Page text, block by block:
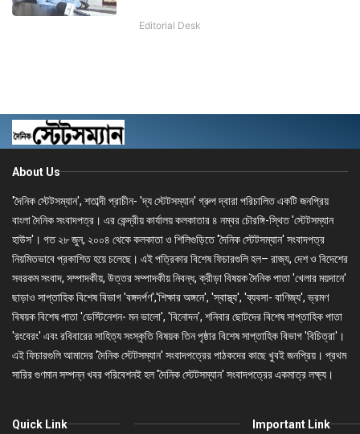
Editorial Desk
About Us
'দৈনিক স্টেটসম্যান', শতাব্দী প্রাচীন- 'দ্য স্টেটসম্যান' গ্রুপ দ্বারা পরিচালিত একটি জনপ্রিয়
বাংলা দৈনিক সংবাদপত্র। এর কেন্দ্রীয় কার্যালয় কলকাতার ৪ নম্বর চৌরঙ্গি-স্থিত 'স্টেটসম্যান
হাউস'। গত ২৮ জুন, ২০০৪ থেকে কলকাতা ও শিলিগুড়িতে 'দৈনিক স্টেটসম্যান' সংবাদপত্র
নিয়মিতভাবে প্রকাশিত হয়ে চলেছে। এই পত্রিকার বিশেষ ফিচারগুলি হল– রাজ্য, দেশ ও বিদেশের
সবরকম সংবাদ, সম্পাদকীয়, উত্তর সম্পাদকীয় নিবন্ধ, ক্রীড়া বিষয়ক দৈনিক পাতা 'খেলার ময়দানে'
ছাড়াও সাপ্তাহিক বিশেষ বিভাগ 'বঙ্গদর্পণ','শিক্ষার অঙ্গনে', 'স্বাস্থ্য', 'ব্যবসা- বাণিজ্য', ভ্রমণ
বিষয়ক বিশেষ পাতা 'ডেস্টিনেশন- মন ভালো', 'বিনোদন', শনিবার ছোটদের বিশেষ সাপ্তাহিক পাতা
'রংবেরং' এবং রবিবারের সাহিত্য সংস্কৃতি বিষয়ক তিন পৃষ্ঠার বিশেষ সাপ্তাহিক বিভাগ 'বিচিত্রা'।
এই ফিচারগুলি আমাদের 'দৈনিক স্টেটসম্যান' সংবাদপত্রের পাঠকদের কাছে খুবই জনপ্রিয়। প্রথম
সারির গুণমান সম্পন্ন খবর পরিবেশনই হল 'দৈনিক স্টেটসম্যান' সংবাদপত্রের একমাত্র লক্ষ্য।
Quick Link Important Link